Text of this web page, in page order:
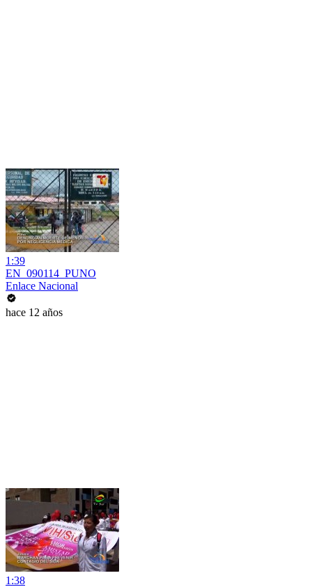
1:39
EN_090114_PUNO
Enlace Nacional
hace 12 años
1:38